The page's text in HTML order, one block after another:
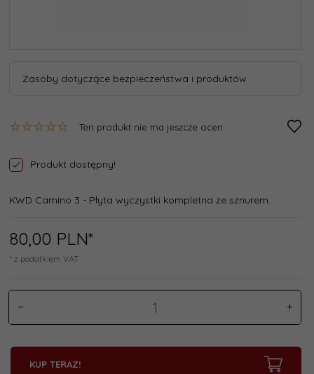
Zasoby dotyczące bezpieczeństwa i produktów
Ten produkt nie ma jeszcze ocen
Produkt dostępny!
KWD Camino 3 - Płyta wyczystki kompletna ze sznurem.
80,00 PLN*
* z podatkiem VAT
KUP TERAZ!